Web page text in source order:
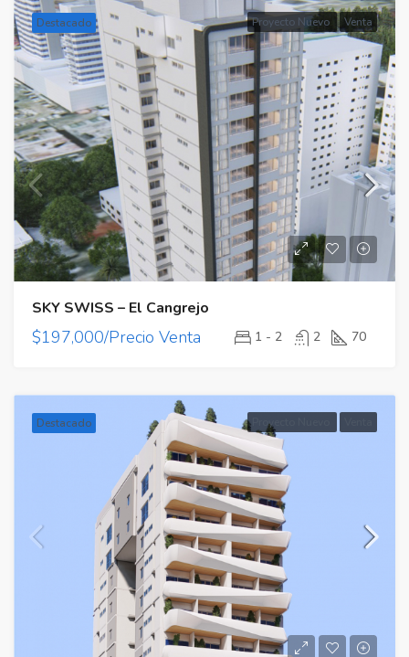
Destacado Proyecto Nuevo Venta
SKY SWISS – El Cangrejo
$197,000/Precio Venta 1 - 2 2 70
Destacado Proyecto Nuevo